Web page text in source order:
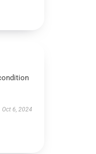
Oct 6, 2024